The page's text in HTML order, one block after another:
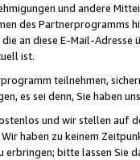
und andere
des Partnerprogramms
an diese E-Mail-
ist.
teilnehmen,
es sei denn, Sie haben
und wir stellen auf
haben zu keinem
bitte lassen Sie